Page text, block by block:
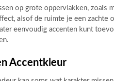
op grote oppervlakken, zoals
alsof de ruimte je een zachte
eenvoudig accenten kunt
Accentkleur